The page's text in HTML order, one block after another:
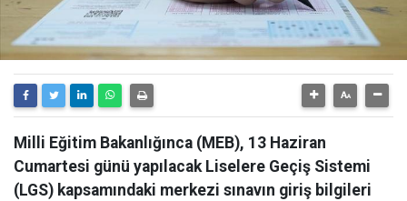
Milli Eğitim Bakanlığınca (MEB), 13 Haziran
Cumartesi günü yapılacak Liselere Geçiş Sistemi
(LGS) kapsamındaki merkezi sınavın giriş bilgileri